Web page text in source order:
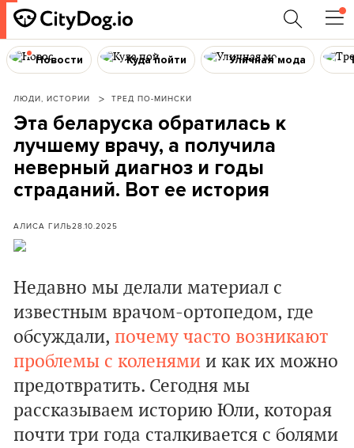
Новости Куда пойти Уличная мода
ЛЮДИ, ИСТОРИИ ТРЕД ПО-МИНСКИ
Эта беларуска обратилась к
лучшему врачу, а получила
неверный диагноз и годы
страданий. Вот ее история
АЛИСА ГИЛЬ28.10.2025
Недавно мы делали материал с
известным врачом-ортопедом, где
обсуждали, почему часто возникают
проблемы с коленями и как их можно
предотвратить. Сегодня мы
рассказываем историю Юли, которая
почти три года сталкивается с болями